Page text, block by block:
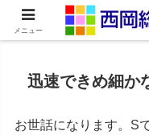
ネット印
迅速できめ細か
お世話になります。S
メニュー